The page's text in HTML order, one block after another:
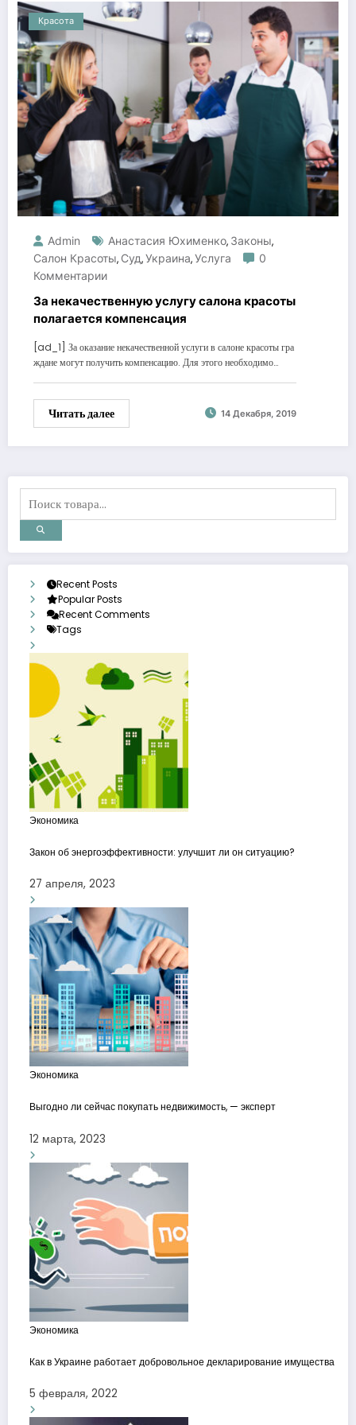
Красота
Admin Анастасия Юхименко, Законы,
Салон Красоты, Суд,Украина,Услуга
0
Комментарии
За некачественную услугу салона красоты
полагается компенсация
[ad_1] За оказание некачественной услуги в салоне красоты гра
ждане могут получить компенсацию. Для этого необходимо…
Читать далее 14 Декабря, 2019
Recent Posts
Popular Posts
Recent Comments
Tags
Экономика
Закон об энергоэффективности: улучшит ли он ситуацию?
27 апреля, 2023
Экономика
Выгодно ли сейчас покупать недвижимость, — эксперт
12 марта, 2023
Экономика
Как в Украине работает добровольное декларирование имущества
5 февраля, 2022